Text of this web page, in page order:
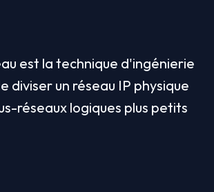
est la technique d'ingénierie
diviser un réseau IP physique
réseaux logiques plus petits